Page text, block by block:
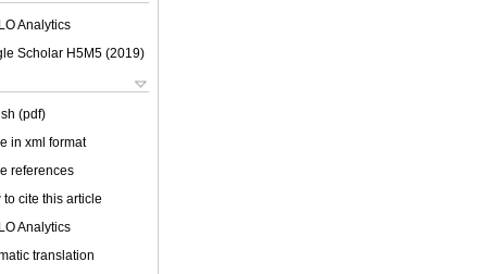
Analytics
Scholar H5M5 (2019)
(pdf)
in xml format
references
to cite this article
Analytics
translation